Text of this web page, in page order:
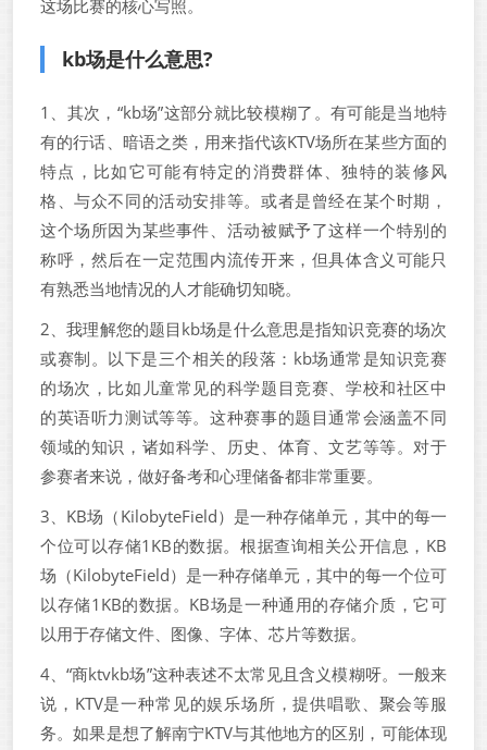
这场比赛的核心写照。
kb场是什么意思?
1、其次，“kb场”这部分就比较模糊了。有可能是当地特
有的行话、暗语之类，用来指代该KTV场所在某些方面的
特点，比如它可能有特定的消费群体、独特的装修风
格、与众不同的活动安排等。或者是曾经在某个时期，
这个场所因为某些事件、活动被赋予了这样一个特别的
称呼，然后在一定范围内流传开来，但具体含义可能只
有熟悉当地情况的人才能确切知晓。
2、我理解您的题目kb场是什么意思是指知识竞赛的场次
或赛制。以下是三个相关的段落：kb场通常是知识竞赛
的场次，比如儿童常见的科学题目竞赛、学校和社区中
的英语听力测试等等。这种赛事的题目通常会涵盖不同
领域的知识，诸如科学、历史、体育、文艺等等。对于
参赛者来说，做好备考和心理储备都非常重要。
3、KB场（KilobyteField）是一种存储单元，其中的每一
个位可以存储1KB的数据。根据查询相关公开信息，KB
场（KilobyteField）是一种存储单元，其中的每一个位可
以存储1KB的数据。KB场是一种通用的存储介质，它可
以用于存储文件、图像、字体、芯片等数据。
4、“商ktvkb场”这种表述不太常见且含义模糊呀。一般来
说，KTV是一种常见的娱乐场所，提供唱歌、聚会等服
务。如果是想了解南宁KTV与其他地方的区别，可能体现